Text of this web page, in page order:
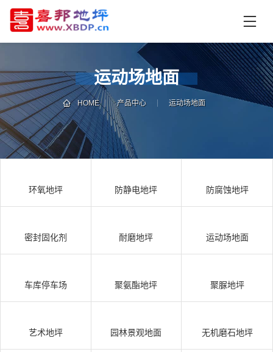
页
中
心
技
术
支
持
资
讯
中
例
咨
运动场地面
HOME 产品中心 运动场地面
环氧地坪 防静电地坪 防腐蚀地坪
密封固化剂 耐磨地坪 运动场地面
车库停车场 聚氨酯地坪 聚脲地坪
艺术地坪 园林景观地面 无机磨石地坪